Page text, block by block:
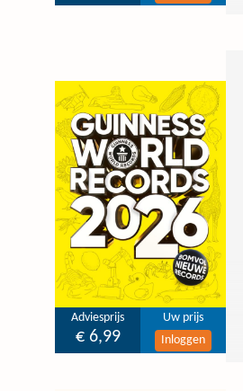
Adviesprijs
€ 6,99
Uw prijs
Inloggen